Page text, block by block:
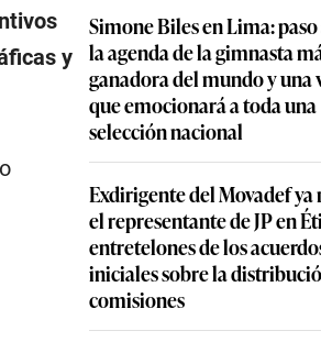
y
Simone Biles en Lima: paso
la agenda de la gimnasta
ganadora del mundo y una
que emocionará a toda una
selección nacional
Exdirigente del Movadef ya
el representante de JP en
entretelones de los
iniciales sobre la
comisiones